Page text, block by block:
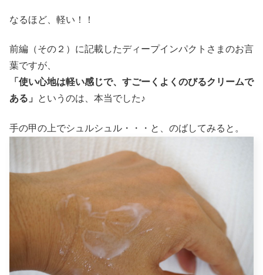
なるほど、軽い！！
前編（その２）に記載したディープインパクトさまのお言
葉ですが、
「使い心地は軽い感じで、すごーくよくのびるクリームで
ある」
というのは、本当でした♪
手の甲の上でシュルシュル・・・と、のばしてみると。